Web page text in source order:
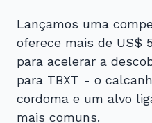
Lançamos uma
oferece mais de US$
para acelerar a
para TBXT - o
cordoma e um alvo
mais comuns.